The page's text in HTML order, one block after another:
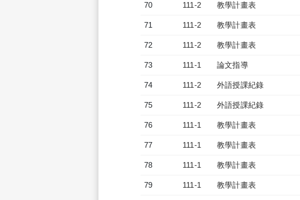
70 111-2 教學計畫表
71 111-2 教學計畫表
72 111-2 教學計畫表
73 111-1 論文指導
74 111-2 外語授課紀錄
75 111-2 外語授課紀錄
76 111-1 教學計畫表
77 111-1 教學計畫表
78 111-1 教學計畫表
79 111-1 教學計畫表